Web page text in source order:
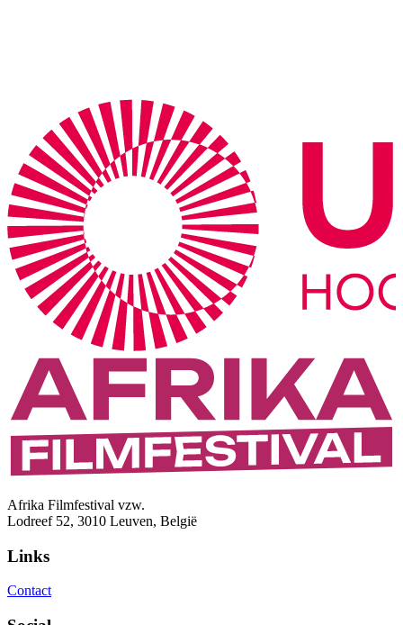
Afrika Filmfestival vzw.
Lodreef 52, 3010 Leuven, België
Links
Contact